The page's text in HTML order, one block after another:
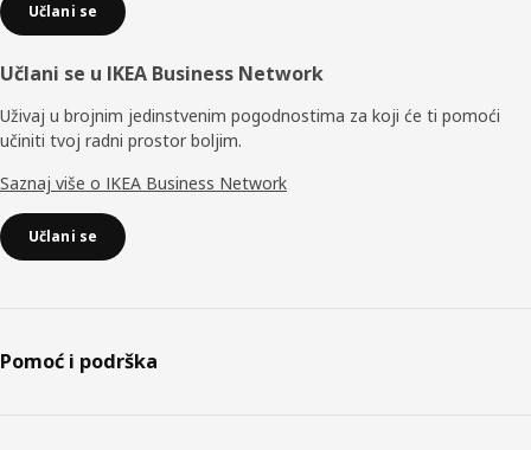
Učlani se
Učlani se u IKEA Business Network
Uživaj u brojnim jedinstvenim pogodnostima za koji će ti pomoći
učiniti tvoj radni prostor boljim.
Saznaj više o IKEA Business Network
Učlani se
Pomoć i podrška